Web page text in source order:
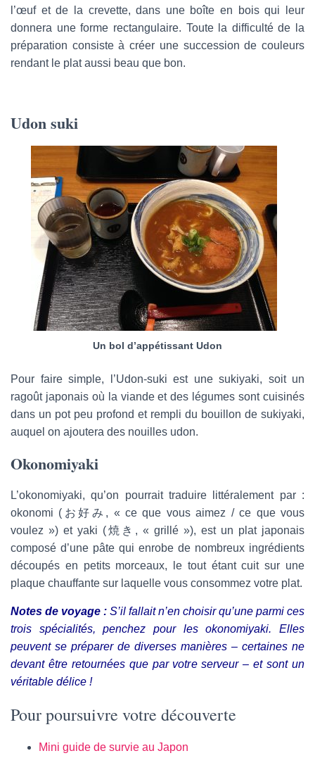
l’œuf et de la crevette, dans une boîte en bois qui leur
donnera une forme rectangulaire. Toute la difficulté de la
préparation consiste à créer une succession de couleurs
rendant le plat aussi beau que bon.
Udon suki
Un bol d’appétissant Udon
Pour faire simple, l’Udon-suki est une sukiyaki, soit un
ragoût japonais où la viande et des légumes sont cuisinés
dans un pot peu profond et rempli du bouillon de sukiyaki,
auquel on ajoutera des nouilles udon.
Okonomiyaki
L’okonomiyaki, qu’on pourrait traduire littéralement par :
okonomi (お好み, « ce que vous aimez / ce que vous
voulez ») et yaki (焼き, « grillé »), est un plat japonais
composé d’une pâte qui enrobe de nombreux ingrédients
découpés en petits morceaux, le tout étant cuit sur une
plaque chauffante sur laquelle vous consommez votre plat.
Notes de voyage : S’il fallait n’en choisir qu’une parmi ces
trois spécialités, penchez pour les okonomiyaki. Elles
peuvent se préparer de diverses manières – certaines ne
devant être retournées que par votre serveur – et sont un
véritable délice !
Pour poursuivre votre découverte
Mini guide de survie au Japon